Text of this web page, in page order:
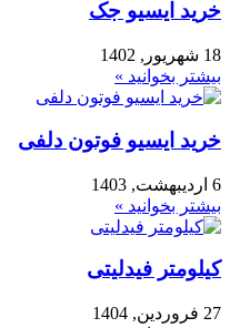
خرید ایسیو جک
18 شهریور, 1402
بیشتر بخوانید »
خرید ایسیو فوتون دلفی
6 اردیبهشت, 1403
بیشتر بخوانید »
کیلومتر فیدلیتی
27 فروردین, 1404